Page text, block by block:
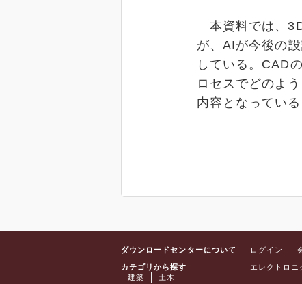
本資料では、
が、AIが今後の
している。CAD
ロセスでどのよ
内容となっている
ダウンロードセンターについて ログイン
カテゴリから探す エレクトロニ
建築
土木